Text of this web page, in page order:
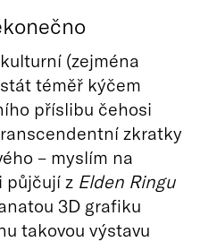
(zejména
téměř kýčem
příslibu čehosi
zkratky
– myslím na
půjčují z Elden Ringu
3D grafiku
takovou výstavu